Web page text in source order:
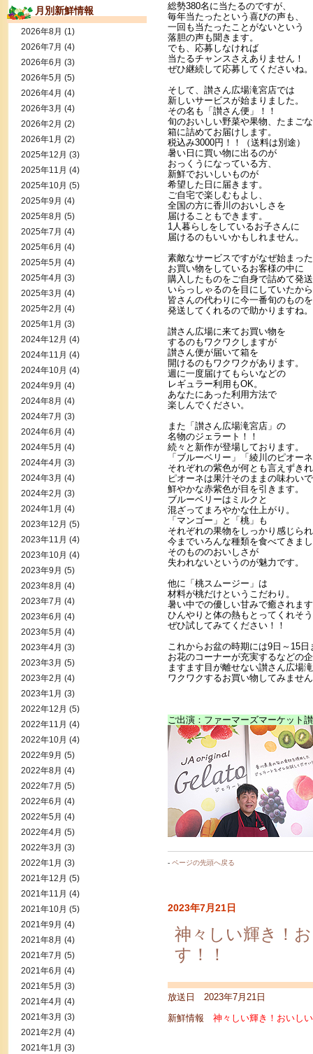
総勢380名に当たるのですが、
毎年当たったという喜びの声も、
一回も当たったことがないという
落胆の声も聞きます。
でも、応募しなければ
当たるチャンスさえありません！
ぜひ継続して応募してくださいね。
そして、讃さん広場滝宮店では
新しいサービスが始まりました。
その名も「讃さん便」！！
旬のおいしい野菜や果物、たまご
箱に詰めてお届けします。
税込み3000円！！（送料は別途）
暑い日に買い物に出るのが
おっくうになっている方、
新鮮でおいしいものが
希望した日に届きます。
ご自宅で楽しむもよし、
全国の方に香川のおいしさを
届けることもできます。
1人暮らしをしているお子さんに
届けるのもいいかもしれません。
素敵なサービスですがなぜ始まっ
お買い物をしているお客様の中に
購入したものをご自身で詰めて発
いらっしゃるのを目にしていたか
皆さんの代わりに今一番旬のもの
発送してくれるので助かりますね。
讃さん広場に来てお買い物を
するのもワクワクしますが
讃さん便が届いて箱を
開けるのもワクワクがあります。
週に一度届けてもらいなどの
レギュラー利用もOK。
あなたにあった利用方法で
楽しんでください。
また「讃さん広場滝宮店」の
名物のジェラート！！
続々と新作が登場しております。
「ブルーベリー」「綾川のピオー
それぞれの紫色が何とも言えずき
ピオーネは果汁そのままの味わいで
鮮やかな赤紫色が目を引きます。
ブルーベリーはミルクと
混ざってまろやかな仕上がり。
「マンゴー」と「桃」も
それぞれの果物をしっかり感じら
今までいろんな種類を食べてきま
そのもののおいしさが
失われないというのが魅力です。
他に「桃スムージー」は
材料が桃だけというこだわり。
暑い中での優しい甘みで癒されま
ひんやりと体の熱もとってくれそ
ぜひ試してみてください！！
これからお盆の時期には9日～15日
お花のコーナーが充実するなどの
ますます目が離せない讃さん広場
ワクワクするお買い物してみませ
ご出演：ファーマーズマーケット
- ページの先頭へ戻る
2023年7月21日
神々しい輝き！
す！！
放送日 2023年7月21日
新鮮情報 神々しい輝き！おいし
月別新鮮情報
2026年8月 (1)
2026年7月 (4)
2026年6月 (3)
2026年5月 (5)
2026年4月 (4)
2026年3月 (4)
2026年2月 (2)
2026年1月 (2)
2025年12月 (3)
2025年11月 (4)
2025年10月 (5)
2025年9月 (4)
2025年8月 (5)
2025年7月 (4)
2025年6月 (4)
2025年5月 (4)
2025年4月 (3)
2025年3月 (4)
2025年2月 (4)
2025年1月 (3)
2024年12月 (4)
2024年11月 (4)
2024年10月 (4)
2024年9月 (4)
2024年8月 (4)
2024年7月 (3)
2024年6月 (4)
2024年5月 (4)
2024年4月 (3)
2024年3月 (4)
2024年2月 (3)
2024年1月 (4)
2023年12月 (5)
2023年11月 (4)
2023年10月 (4)
2023年9月 (5)
2023年8月 (4)
2023年7月 (4)
2023年6月 (4)
2023年5月 (4)
2023年4月 (3)
2023年3月 (5)
2023年2月 (4)
2023年1月 (3)
2022年12月 (5)
2022年11月 (4)
2022年10月 (4)
2022年9月 (5)
2022年8月 (4)
2022年7月 (5)
2022年6月 (4)
2022年5月 (4)
2022年4月 (5)
2022年3月 (3)
2022年1月 (3)
2021年12月 (5)
2021年11月 (4)
2021年10月 (5)
2021年9月 (4)
2021年8月 (4)
2021年7月 (5)
2021年6月 (4)
2021年5月 (3)
2021年4月 (4)
2021年3月 (3)
2021年2月 (4)
2021年1月 (3)